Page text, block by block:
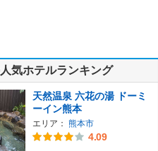
気ホテルランキング
天然温泉 六花の湯 ドーミ
ーイン熊本
エリア： 熊本市
4.09